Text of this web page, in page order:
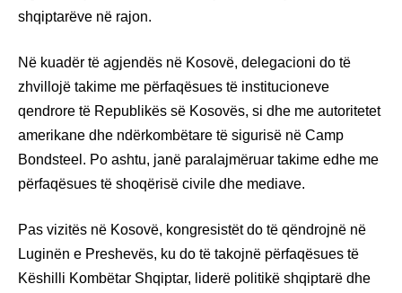
shqiptarëve në rajon.
Në kuadër të agjendës në Kosovë, delegacioni do të
zhvillojë takime me përfaqësues të institucioneve
qendrore të Republikës së Kosovës, si dhe me autoritetet
amerikane dhe ndërkombëtare të sigurisë në Camp
Bondsteel. Po ashtu, janë paralajmëruar takime edhe me
përfaqësues të shoqërisë civile dhe mediave.
Pas vizitës në Kosovë, kongresistët do të qëndrojnë në
Luginën e Preshevës, ku do të takojnë përfaqësues të
Këshilli Kombëtar Shqiptar, liderë politikë shqiptarë dhe